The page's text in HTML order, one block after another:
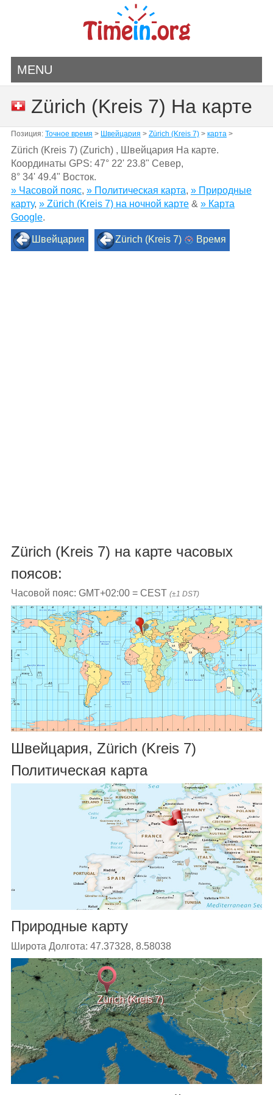
MENU
Zürich (Kreis 7) На карте
Позиция: Точное время > Швейцария > Zürich (Kreis 7)> карта>
Zürich (Kreis 7) (Zurich) , Швейцария На карте.
Координаты GPS: 47° 22' 23.8" Север,
8° 34' 49.4" Восток.
» Часовой пояс, » Политическая карта, » Природные
карту, » Zürich (Kreis 7) на ночной карте& » Карта
Google.
Швейцария Zürich (Kreis 7) Время
Zürich (Kreis 7) на карте часовых
поясов:
Часовой пояс: GMT+02:00 = CEST (±1 DST)
Швейцария, Zürich (Kreis 7)
Политическая карта
Природные карту
Широта Долгота: 47.37328, 8.58038
Zürich (Kreis 7)